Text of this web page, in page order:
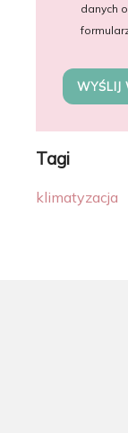
danych
WYŚLIJ
Tagi
klimatyzacja